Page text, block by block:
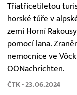
Třiatřicetiletou
horské túře v
zemi Horní
pomocí lana.
nemocnice ve
OÖNachrichten.
ČTK - 23.06.2024